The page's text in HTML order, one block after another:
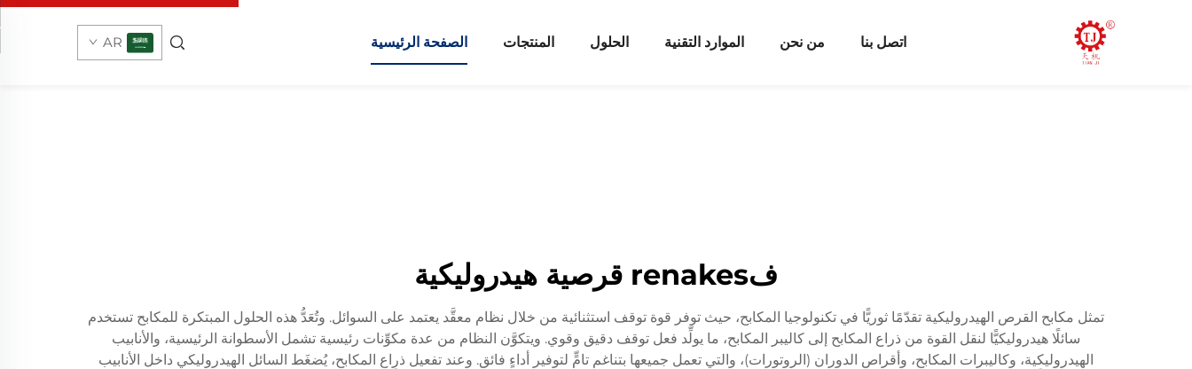
الصفحة الرئيسية المنتجات الحلول الموارد التقنية من نحن اتصل بنا AR
فrenakes قرصية هيدروليكية
تمثل مكابح القرص الهيدروليكية تقدّمًا ثوريًّا في تكنولوجيا المكابح، حيث توفر قوة توقف استثنائية من خلال نظام معقَّد يعتمد على السوائل. وتُعَدُّ هذه الحلول المبتكرة للمكابح تستخدم
سائلًا هيدروليكيًّا لنقل القوة من ذراع المكابح إلى كاليبر المكابح، ما يولِّد فعل توقف دقيق وقوي. ويتكوَّن النظام من عدة مكوِّنات رئيسية تشمل الأسطوانة الرئيسية، والأنابيب
الهيدروليكية، وكاليبرات المكابح، وأقراص الدوران (الروتورات)، والتي تعمل جميعها بتناغمٍ تامٍّ لتوفير أداءٍ فائق. وعند تفعيل ذراع المكابح، يُضغَط السائل الهيدروليكي داخل الأنابيب